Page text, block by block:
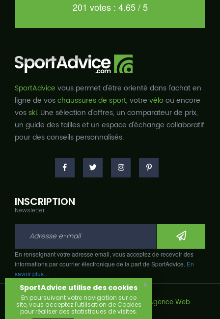
201 votes : 4.65 / 5
SportAdvice vous permet d'être orienté dans l'achat en
ligne de voschaussures de sport, votre véloou encore
vosski. Une sélection d'offres, un comparateur de prix,
un guide des tailles et un espace d'échange collaboratif
pour des conseils personnalisés.
INSCRIPTION
Newsletter
En renseignant votre adresse email, vous acceptez de recevoir des
informations par courrier électronique de la part de SportAdvice. En
savoir plus…
Copyright © 2026, Développé avec par
Agence Web
Narobaz.
SportAdvice utilise des cookies
En poursuivant votre navigation sur ce
site, vous acceptez l'utilisation de Cookies
pour réaliser des statistiques de visites.
x